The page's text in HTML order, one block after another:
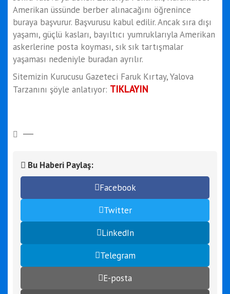
Amerikan üssünde berber alınacağını öğrenince
buraya başvurur. Başvurusu kabul edilir. Ancak sıra dışı
yaşamı, güçlü kasları, bayıltıcı yumruklarıyla Amerikan
askerlerine posta koyması, sık sık tartışmalar
yaşaması nedeniyle buradan ayrılır.
Sitemizin Kurucusu Gazeteci Faruk Kırtay, Yalova
Tarzanını şöyle anlatıyor: TIKLAYIN
Bu Haberi Paylaş:
Facebook
Twitter
LinkedIn
Telegram
E-posta